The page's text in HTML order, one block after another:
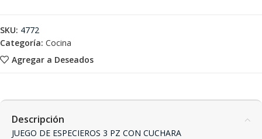
Agregar a Deseados
SKU: 4772
Categoría: Cocina
Descripción
JUEGO DE ESPECIEROS 3 PZ CON CUCHARA